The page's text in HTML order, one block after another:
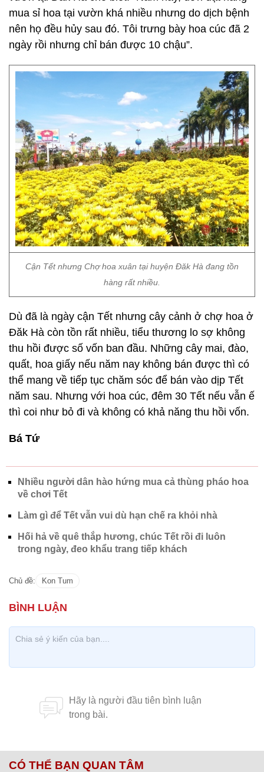
mua sỉ hoa tại vườn khá nhiều nhưng do dịch bệnh
nên họ đều hủy sau đó. Tôi trưng bày hoa cúc đã 2
ngày rồi nhưng chỉ bán được 10 chậu”.
Cận Tết nhưng Chợ hoa xuân tại huyện Đăk Hà đang tồn
hàng rất nhiều.
Dù đã là ngày cận Tết nhưng cây cảnh ở chợ hoa ở
Đăk Hà còn tồn rất nhiều, tiểu thương lo sợ không
thu hồi được số vốn ban đầu. Những cây mai, đào,
quất, hoa giấy nếu năm nay không bán được thì có
thể mang về tiếp tục chăm sóc để bán vào dịp Tết
năm sau. Nhưng với hoa cúc, đêm 30 Tết nếu vẫn ế
thì coi như bỏ đi và không có khả năng thu hồi vốn.
Bá Tứ
Nhiều người dân hào hứng mua cả thùng pháo hoa
về chơi Tết
Làm gì để Tết vẫn vui dù hạn chế ra khỏi nhà
Hối hả về quê thắp hương, chúc Tết rồi đi luôn
trong ngày, đeo khẩu trang tiếp khách
Chủ đề: Kon Tum
CÓ THỂ BẠN QUAN TÂM